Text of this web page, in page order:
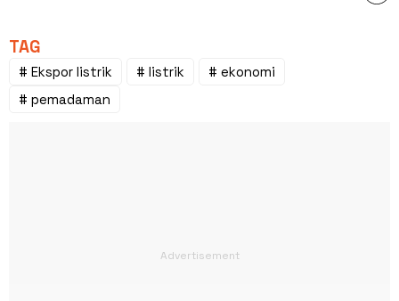
TAG
# Ekspor listrik # listrik
# ekonomi
# pemadaman